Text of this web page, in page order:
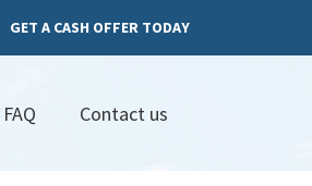
GET A CASH OFFER TODAY
FAQ Contact us